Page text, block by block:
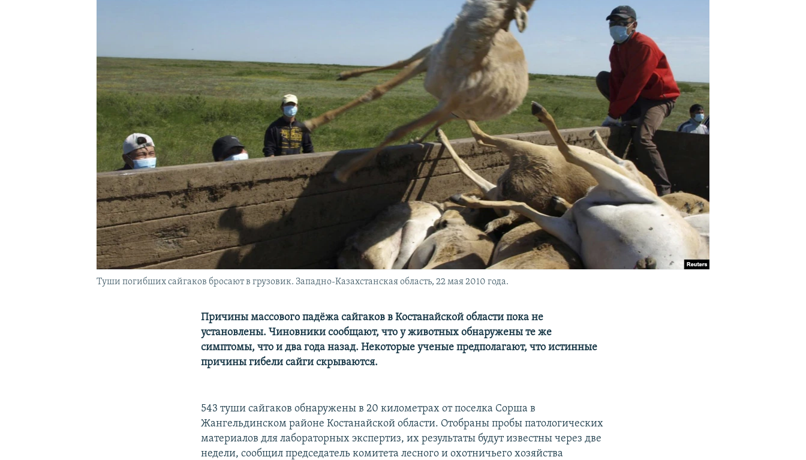
Туши погибших сайгаков бросают в грузовик. Западно-Казахстанская область, 22 мая 2010 года.
Причины массового падёжа сайгаков в Костанайской области пока не
установлены. Чиновники сообщают, что у животных обнаружены те же
симптомы, что и два года назад. Некоторые ученые предполагают, что истинные
причины гибели сайги скрываются.
543 туши сайгаков обнаружены в 20 километрах от поселка Сорша в
Жангельдинском районе Костанайской области. Отобраны пробы патологических
материалов для лабораторных экспертиз, их результаты будут известны через две
недели, сообщил председатель комитета лесного и охотничьего хозяйства